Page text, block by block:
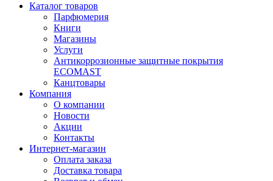
Каталог товаров
Парфюмерия
Книги
Магазины
Услуги
Антикоррозионные защитные покрытия
ECOMAST
Канцтовары
Компания
О компании
Новости
Акции
Контакты
Интернет-магазин
Оплата заказа
Доставка товара